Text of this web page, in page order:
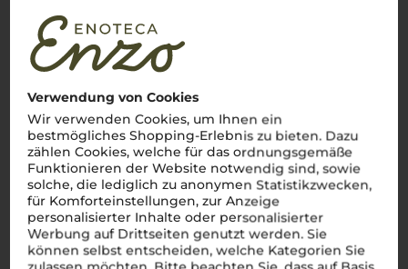
Verwendung von Cookies
Wir verwenden Cookies, um Ihnen ein
bestmögliches Shopping-Erlebnis zu bieten. Dazu
zählen Cookies, welche für das ordnungsgemäße
Funktionieren der Website notwendig sind, sowie
solche, die lediglich zu anonymen Statistikzwecken,
für Komforteinstellungen, zur Anzeige
personalisierter Inhalte oder personalisierter
Werbung auf Drittseiten genutzt werden. Sie
können selbst entscheiden, welche Kategorien Sie
Rosé di Trerose
Bertani Domains
Toskana